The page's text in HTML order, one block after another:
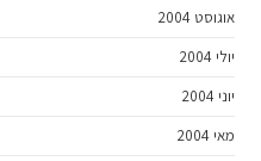
אוגוסט 2004
יולי 2004
יוני 2004
מאי 2004